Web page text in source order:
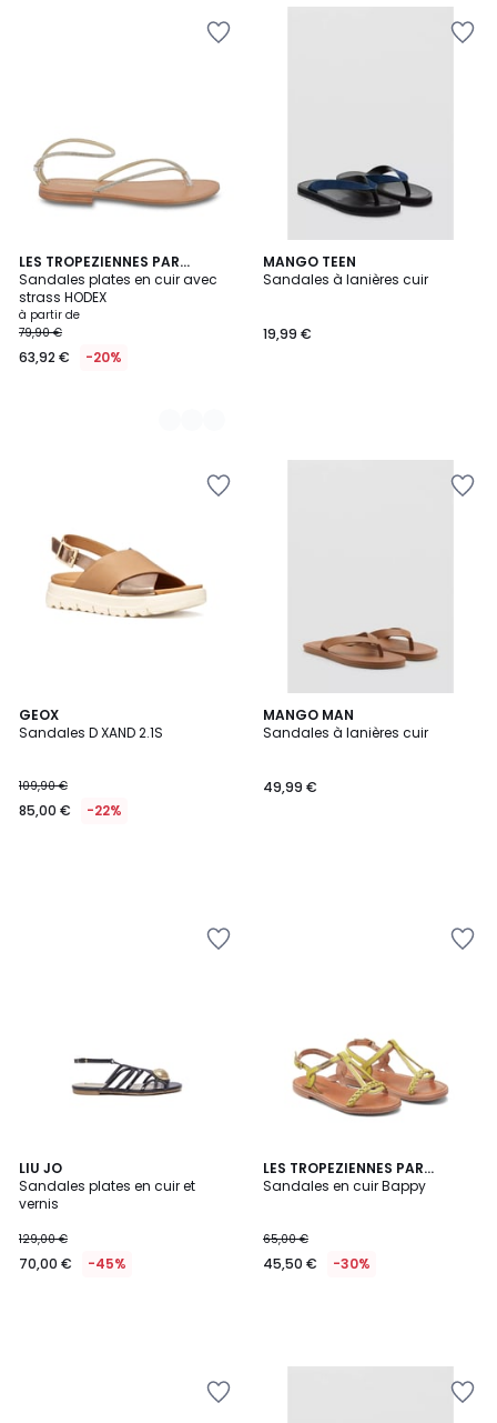
LES TROPEZIENNES PAR
M.BELARBI
Sandales plates en cuir avec
strass HODEX
à partir de
79,90 €
63,92 € -20%
2
Couleurs
MANGO TEEN
Sandales à lanières cuir
19,99 €
GEOX
Sandales D XAND 2.1S
109,90 €
85,00 € -22%
MANGO MAN
Sandales à lanières cuir
49,99 €
LIU JO
Sandales plates en cuir et
vernis
129,00 €
70,00 € -45%
LES TROPEZIENNES PAR
M.BELARBI
Sandales en cuir Bappy
65,00 €
45,50 € -30%